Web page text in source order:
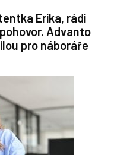
Erika, rádi
Advanto
pro náboráře